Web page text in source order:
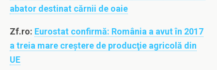
abator destinat cărnii de oaie
Zf.ro: Eurostat confirmă: România a avut în 2017
a treia mare creştere de producţie agricolă din
UE